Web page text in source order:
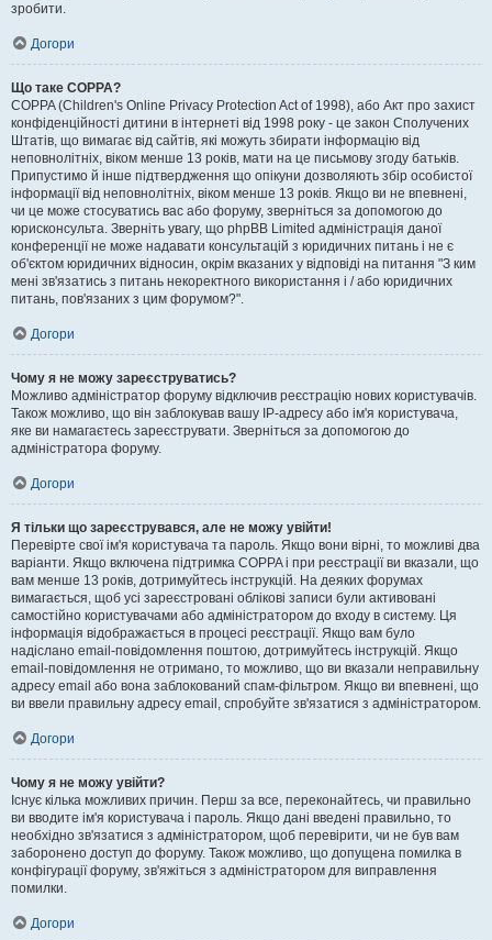
зробити.
Догори
Що таке COPPA?
COPPA (Children's Online Privacy Protection Act of 1998), або Акт про захист
конфіденційності дитини в інтернеті від 1998 року - це закон Сполучених
Штатів, що вимагає від сайтів, які можуть збирати інформацію від
неповнолітніх, віком менше 13 років, мати на це письмову згоду батьків.
Припустимо й інше підтвердження що опікуни дозволяють збір особистої
інформації від неповнолітніх, віком менше 13 років. Якщо ви не впевнені,
чи це може стосуватись вас або форуму, зверніться за допомогою до
юрисконсульта. Зверніть увагу, що phpBB Limited адміністрація даної
конференції не може надавати консультацій з юридичних питань і не є
об'єктом юридичних відносин, окрім вказаних у відповіді на питання "З ким
мені зв'язатись з питань некоректного використання і / або юридичних
питань, пов'язаних з цим форумом?".
Догори
Чому я не можу зареєструватись?
Можливо адміністратор форуму відключив реєстрацію нових користувачів.
Також можливо, що він заблокував вашу IP-адресу або ім'я користувача,
яке ви намагаєтесь зареєструвати. Зверніться за допомогою до
адміністратора форуму.
Догори
Я тільки що зареєструвався, але не можу увійти!
Перевірте свої ім'я користувача та пароль. Якщо вони вірні, то можливі два
варіанти. Якщо включена підтримка COPPA і при реєстрації ви вказали, що
вам менше 13 років, дотримуйтесь інструкцій. На деяких форумах
вимагається, щоб усі зареєстровані облікові записи були активовані
самостійно користувачами або адміністратором до входу в систему. Ця
інформація відображається в процесі реєстрації. Якщо вам було
надіслано email-повідомлення поштою, дотримуйтесь інструкцій. Якщо
email-повідомлення не отримано, то можливо, що ви вказали неправильну
адресу email або вона заблокований спам-фільтром. Якщо ви впевнені, що
ви ввели правильну адресу email, спробуйте зв'язатися з адміністратором.
Догори
Чому я не можу увійти?
Існує кілька можливих причин. Перш за все, переконайтесь, чи правильно
ви вводите ім'я користувача і пароль. Якщо дані введені правильно, то
необхідно зв'язатися з адміністратором, щоб перевірити, чи не був вам
заборонено доступ до форуму. Також можливо, що допущена помилка в
конфігурації форуму, зв'яжіться з адміністратором для виправлення
помилки.
Догори